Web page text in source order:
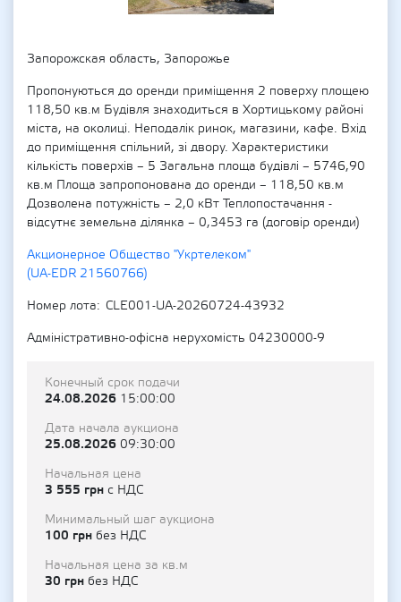
Запорожская область, Запорожье
Пропонуються до оренди приміщення 2 поверху площею
118,50 кв.м Будівля знаходиться в Хортицькому районі
міста, на околиці. Неподалік ринок, магазини, кафе. Вхід
до приміщення спільний, зі двору. Характеристики
кількість поверхів – 5 Загальна площа будівлі – 5746,90
кв.м Площа запропонована до оренди – 118,50 кв.м
Дозволена потужність – 2,0 кВт Теплопостачання -
відсутнє земельна ділянка – 0,3453 га (договір оренди)
Акционерное Общество "Укртелеком"
(UA-EDR 21560766)
Номер лота
CLE001-UA-20260724-43932
Адміністративно-офісна нерухомість 04230000-9
Конечный срок подачи
24.08.2026 15:00:00
Дата начала аукциона
25.08.2026 09:30:00
Начальная цена
3 555 грн с НДС
Минимальный шаг аукциона
100 грн без НДС
Начальная цена за кв.м
30 грн без НДС